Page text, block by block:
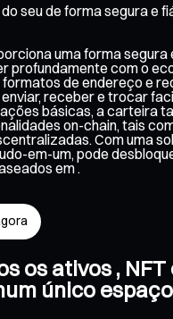
seu de forma segura e
uma forma segura
profundamente com o
de endereço e
receber e trocar
básicas, a carteira
on-chain, tais
Com uma
em-um, pode
em .
os ativos , NFT
único